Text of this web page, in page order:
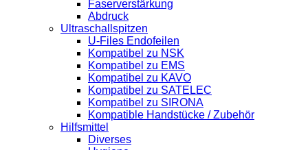
Faserverstärkung
Abdruck
Ultraschallspitzen
U-Files Endofeilen
Kompatibel zu NSK
Kompatibel zu EMS
Kompatibel zu KAVO
Kompatibel zu SATELEC
Kompatibel zu SIRONA
Kompatible Handstücke / Zubehör
Hilfsmittel
Diverses